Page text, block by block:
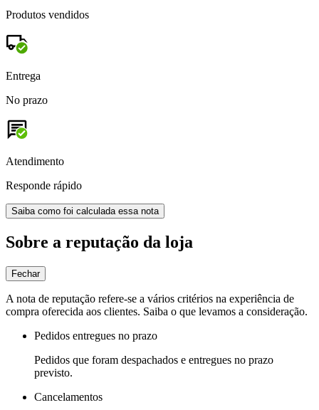
Produtos vendidos
Entrega
No prazo
Atendimento
Responde rápido
Saiba como foi calculada essa nota
Sobre a reputação da loja
Fechar
A nota de reputação refere-se a vários critérios na experiência de
compra oferecida aos clientes. Saiba o que levamos a consideração.
Pedidos entregues no prazo
Pedidos que foram despachados e entregues no prazo
previsto.
Cancelamentos